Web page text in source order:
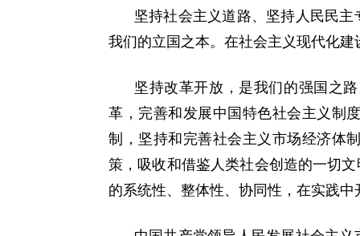
坚持社会主义道路、坚持人民民
我们的立国之本。在社会主义现代化
坚持改革开放，是我们的强国之
革，完善和发展中国特色社会主义制
制，坚持和完善社会主义市场经济体
策，吸收和借鉴人类社会创造的一切
的系统性、整体性、协同性，在实践中